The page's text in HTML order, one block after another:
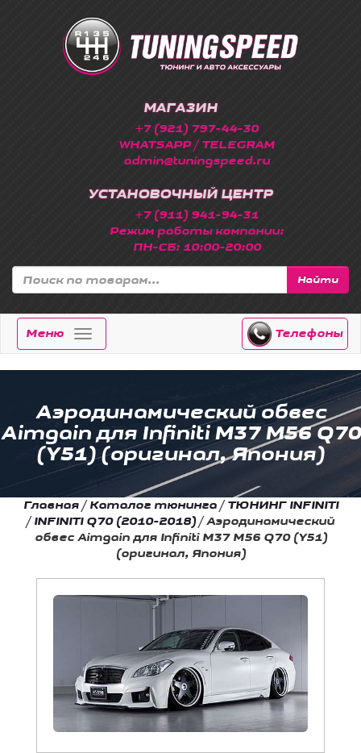
МАГАЗИН
+7 (921) 797-44-30
WHATSAPP / TELEGRAM
admin@tuningspeed.ru
УСТАНОВОЧНЫЙ ЦЕНТР
+7 (911) 941-94-31
Режим работы компании:
ПН-СБ: 10:00-20:00
Найти
Меню Телефоны
Аэродинамический обвес
Aimgain для Infiniti M37 M56 Q70
(Y51) (оригинал, Япония)
Главная /Каталог тюнинга /ТЮНИНГ INFINITI
/INFINITI Q70 (2010-2018) /Аэродинамический
обвес Aimgain для Infiniti M37 M56 Q70 (Y51)
(оригинал, Япония)